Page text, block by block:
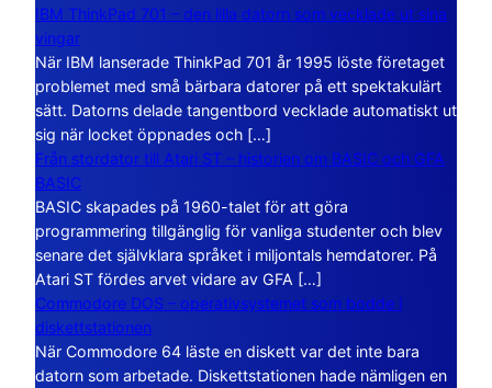
IBM ThinkPad 701 – den lilla datorn som vecklade ut sina
vingar
När IBM lanserade ThinkPad 701 år 1995 löste företaget
problemet med små bärbara datorer på ett spektakulärt
sätt. Datorns delade tangentbord vecklade automatiskt ut
sig när locket öppnades och […]
Från stordator till Atari ST – historien om BASIC och GFA
BASIC
BASIC skapades på 1960-talet för att göra
programmering tillgänglig för vanliga studenter och blev
senare det självklara språket i miljontals hemdatorer. På
Atari ST fördes arvet vidare av GFA […]
Commodore DOS – operativsystemet som bodde i
diskettstationen
När Commodore 64 läste en diskett var det inte bara
datorn som arbetade. Diskettstationen hade nämligen en